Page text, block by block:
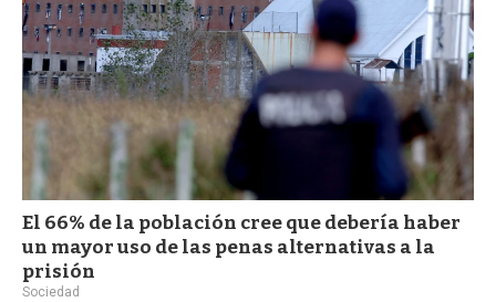
El 66% de la población cree que debería haber
un mayor uso de las penas alternativas a la
prisión
Sociedad